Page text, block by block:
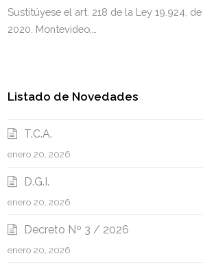
Sustitúyese el art. 218 de la Ley 19.924,
2020. Montevideo,…
Listado de Novedades
T.C.A.
enero 20, 2026
D.G.I.
enero 20, 2026
Decreto Nº 3 / 2026
enero 20, 2026